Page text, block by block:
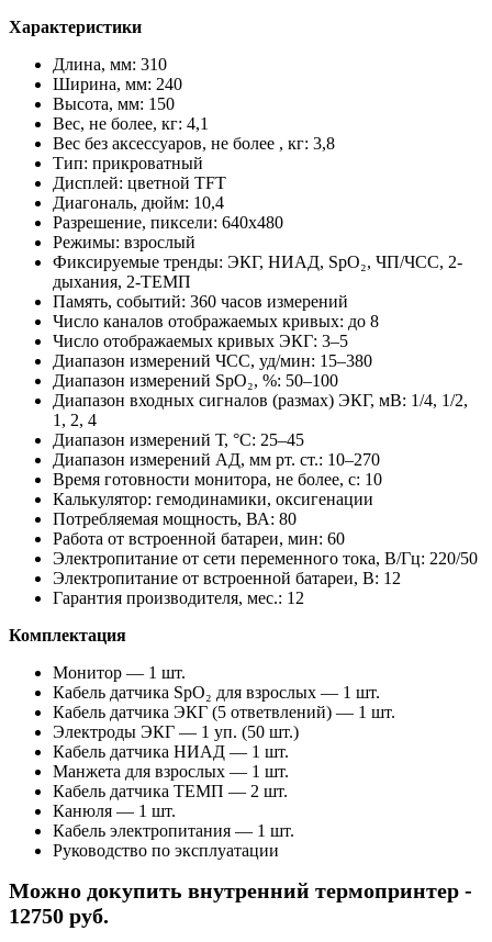
Характеристики
Длина, мм: 310
Ширина, мм: 240
Высота, мм: 150
Вес, не более, кг: 4,1
Вес без аксессуаров, не более , кг: 3,8
Тип: прикроватный
Дисплей: цветной TFT
Диагональ, дюйм: 10,4
Разрешение, пиксели: 640х480
Режимы: взрослый
Фиксируемые тренды: ЭКГ, НИАД, SpO₂, ЧП/ЧСС, 2-
дыхания, 2-ТЕМП
Память, событий: 360 часов измерений
Число каналов отображаемых кривых: до 8
Число отображаемых кривых ЭКГ: 3–5
Диапазон измерений ЧСС, уд/мин: 15–380
Диапазон измерений SpO₂, %: 50–100
Диапазон входных сигналов (размах) ЭКГ, мВ: 1/4, 1/2,
1, 2, 4
Диапазон измерений Т, °C: 25–45
Диапазон измерений АД, мм рт. ст.: 10–270
Время готовности монитора, не более, с: 10
Калькулятор: гемодинамики, оксигенации
Потребляемая мощность, ВА: 80
Работа от встроенной батареи, мин: 60
Электропитание от сети переменного тока, В/Гц: 220/50
Электропитание от встроенной батареи, В: 12
Гарантия производителя, мес.: 12
Комплектация
Монитор — 1 шт.
Кабель датчика SpO₂ для взрослых — 1 шт.
Кабель датчика ЭКГ (5 ответвлений) — 1 шт.
Электроды ЭКГ — 1 уп. (50 шт.)
Кабель датчика НИАД — 1 шт.
Манжета для взрослых — 1 шт.
Кабель датчика ТЕМП — 2 шт.
Канюля — 1 шт.
Кабель электропитания — 1 шт.
Руководство по эксплуатации
Можно докупить внутренний термопринтер -
12750 руб.